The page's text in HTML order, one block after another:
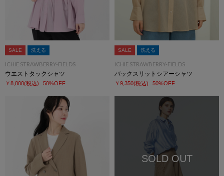
SALE 洗える
ICHIE STRAWBERRY-FIELDS
ウエストタックシャツ
￥8,800(税込) 50%OFF
SALE 洗える
ICHIE STRAWBERRY-FIELDS
バックスリットシアーシャツ
￥9,350(税込) 50%OFF
SOLD OUT